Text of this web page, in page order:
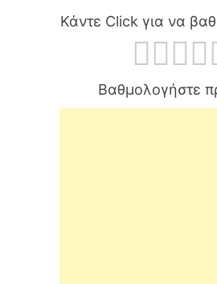
Κάντε Click για να
Βαθμολογήστε